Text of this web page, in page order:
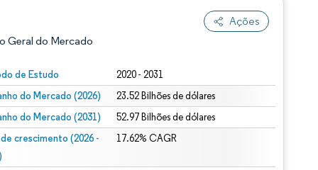
Ações
Geral do Mercado
de Estudo 2020 - 2031
do Mercado (2026) 23.52 Bilhões de dólares
do Mercado (2031) 52.97 Bilhões de dólares
de crescimento (2026 -
17.62% CAGR